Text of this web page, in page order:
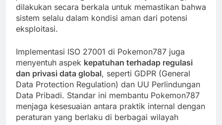
dilakukan secara berkala untuk memastikan bahwa
sistem selalu dalam kondisi aman dari potensi
eksploitasi.
Implementasi ISO 27001 di Pokemon787 juga
menyentuh aspek kepatuhan terhadap regulasi
dan privasi data global, seperti GDPR (General
Data Protection Regulation) dan UU Perlindungan
Data Pribadi. Standar ini membantu Pokemon787
menjaga kesesuaian antara praktik internal dengan
peraturan yang berlaku di berbagai wilayah